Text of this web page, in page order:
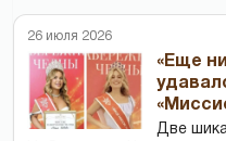
26 июля 2026
«Еще
Две